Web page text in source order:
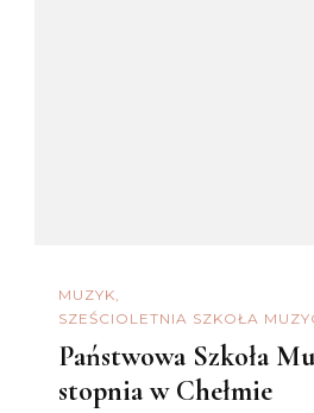
MUZYK
SZEŚCIOLETNIA SZKOŁA
Państwowa Szkoła
stopnia w Chełmie